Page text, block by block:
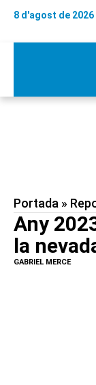
8 d'agost de 2026
Portada »
Any
la
GABRIEL MERCE